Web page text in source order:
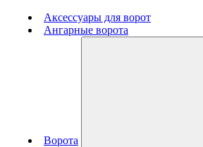
Аксессуары для ворот
Ангарные ворота
Ворота